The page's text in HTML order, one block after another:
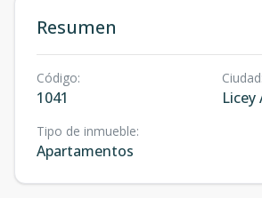
Resumen
Código:
1041
Ciudad
Licey
Tipo de inmueble:
Apartamentos